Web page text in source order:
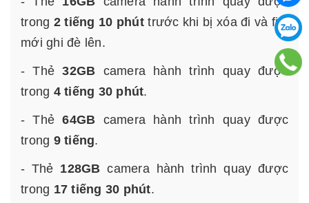
trong 2 tiếng 10 phúttrước khi bị xóa đi và file
mới ghi đè lên.
- Thẻ32GB camera hành trình quay được
trong 4 tiếng 30 phút.
- Thẻ64GB camera hành trình quay được
trong 9 tiếng.
- Thẻ 128GB camera hành trình quay được
trong 17 tiếng 30 phút.